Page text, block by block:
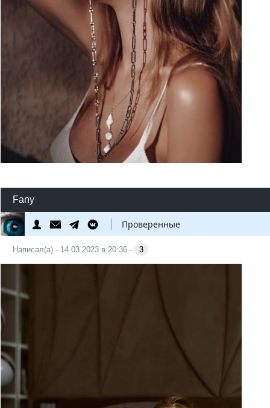
Fany
Проверенные
Написал(а) - 14.03.2023 в 20:36 - 3